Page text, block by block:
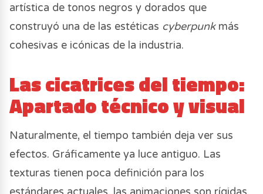
artística de tonos negros y dorados que
construyó una de las estéticas cyberpunkmás
cohesivas e icónicas de la industria.
Las cicatrices del tiempo:
Apartado técnico y visual
Naturalmente, el tiempo también deja ver sus
efectos. Gráficamente ya luce antiguo. Las
texturas tienen poca definición para los